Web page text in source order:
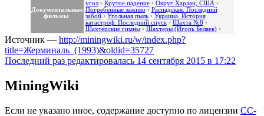
Документальные
фильмы
угол• Крутое падение• Округ Харлан, США •
Погребенные заживо • Распадская. Последний
забой• Угольная пыль• Украина. История
катастроф. Последний спуск• Шахта №8 •
Шахтерские гимны• Шахтеры (Игорь Беляев)•
Источник — http://miningwiki.ru/w/index.php?
title=Жерминаль_(1993)&oldid=35727
Последний раз редактировалась 14 сентября 2015 в 17:22
MiningWiki
Если не указано иное, содержание доступно по лицензии CC-